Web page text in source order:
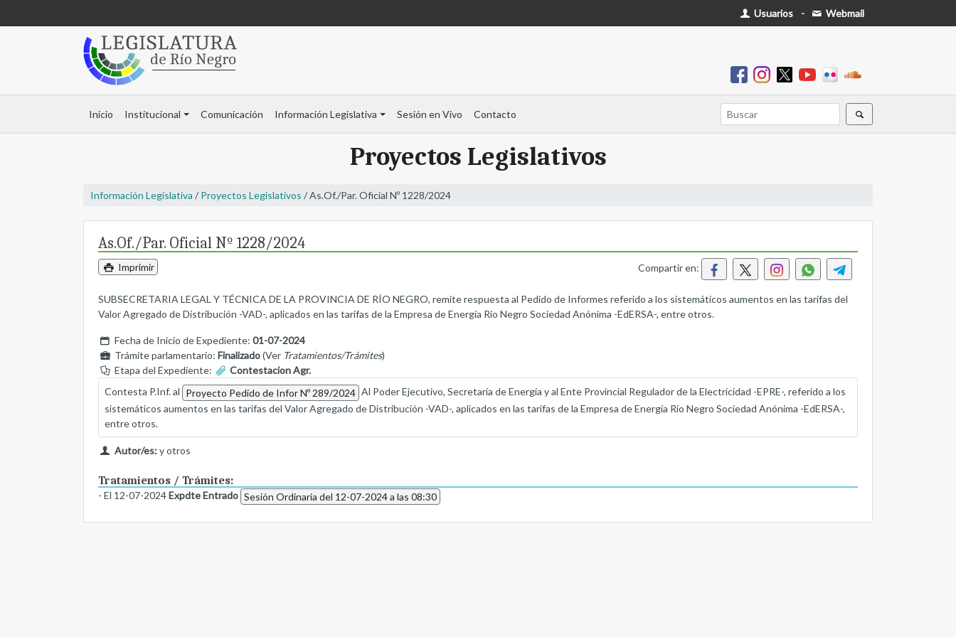
Usuarios - Webmail
Inicio Institucional Comunicación Información Legislativa Sesión en Vivo Contacto
Proyectos Legislativos
Información Legislativa / Proyectos Legislativos / As.Of./Par. Oficial Nº 1228/2024
As.Of./Par. Oficial Nº 1228/2024
Imprimir Compartir en:
SUBSECRETARIA LEGAL Y TÉCNICA DE LA PROVINCIA DE RÍO NEGRO, remite respuesta al Pedido de Informes referido a los sistemáticos aumentos en las tarifas del
Valor Agregado de Distribución -VAD-, aplicados en las tarifas de la Empresa de Energía Río Negro Sociedad Anónima -EdERSA-, entre otros.
Fecha de Inicio de Expediente: 01-07-2024
Trámite parlamentario: Finalizado(Ver Tratamientos/Trámites)
Etapa del Expediente:
Contestacion Agr.
Contesta P.Inf. al Proyecto Pedido de Infor Nº 289/2024 Al Poder Ejecutivo, Secretaría de Energía y al Ente Provincial Regulador de la Electricidad -EPRE-, referido a los
sistemáticos aumentos en las tarifas del Valor Agregado de Distribución -VAD-, aplicados en las tarifas de la Empresa de Energía Río Negro Sociedad Anónima -EdERSA-,
entre otros.
Autor/es:y otros
Tratamientos / Trámites:
- El 12-07-2024Expdte Entrado Sesión Ordinaria del 12-07-2024 a las 08:30